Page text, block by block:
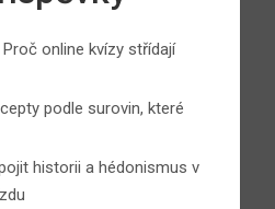
online kvízy střídají
podle surovin, které
historii a hédonismus v